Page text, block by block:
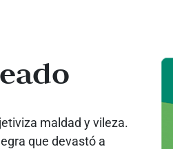
maldad y vileza.
que devastó a